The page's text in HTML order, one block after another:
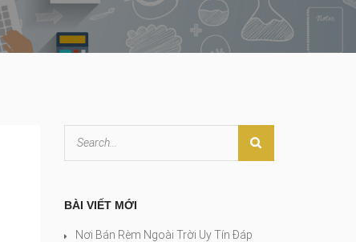
BÀI VIẾT MỚI
Nơi Bán Rèm Ngoài Trời Uy Tín Đáp